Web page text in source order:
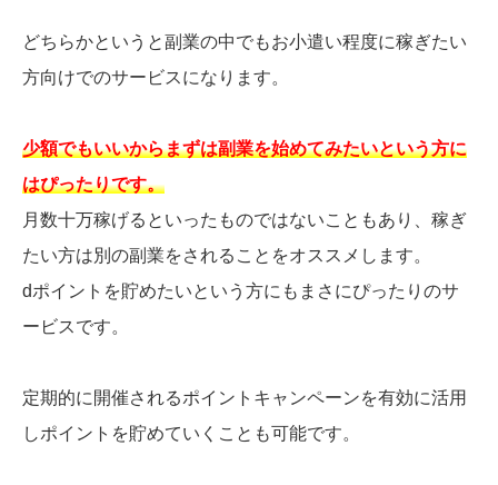
どちらかというと副業の中でもお小遣い程度に稼ぎたい
方向けでのサービスになります。
少額でもいいからまずは副業を始めてみたいという方に
はぴったりです。
月数十万稼げるといったものではないこともあり、稼ぎ
たい方は別の副業をされることをオススメします。
dポイントを貯めたいという方にもまさにぴったりのサ
ービスです。
定期的に開催されるポイントキャンペーンを有効に活用
しポイントを貯めていくことも可能です。